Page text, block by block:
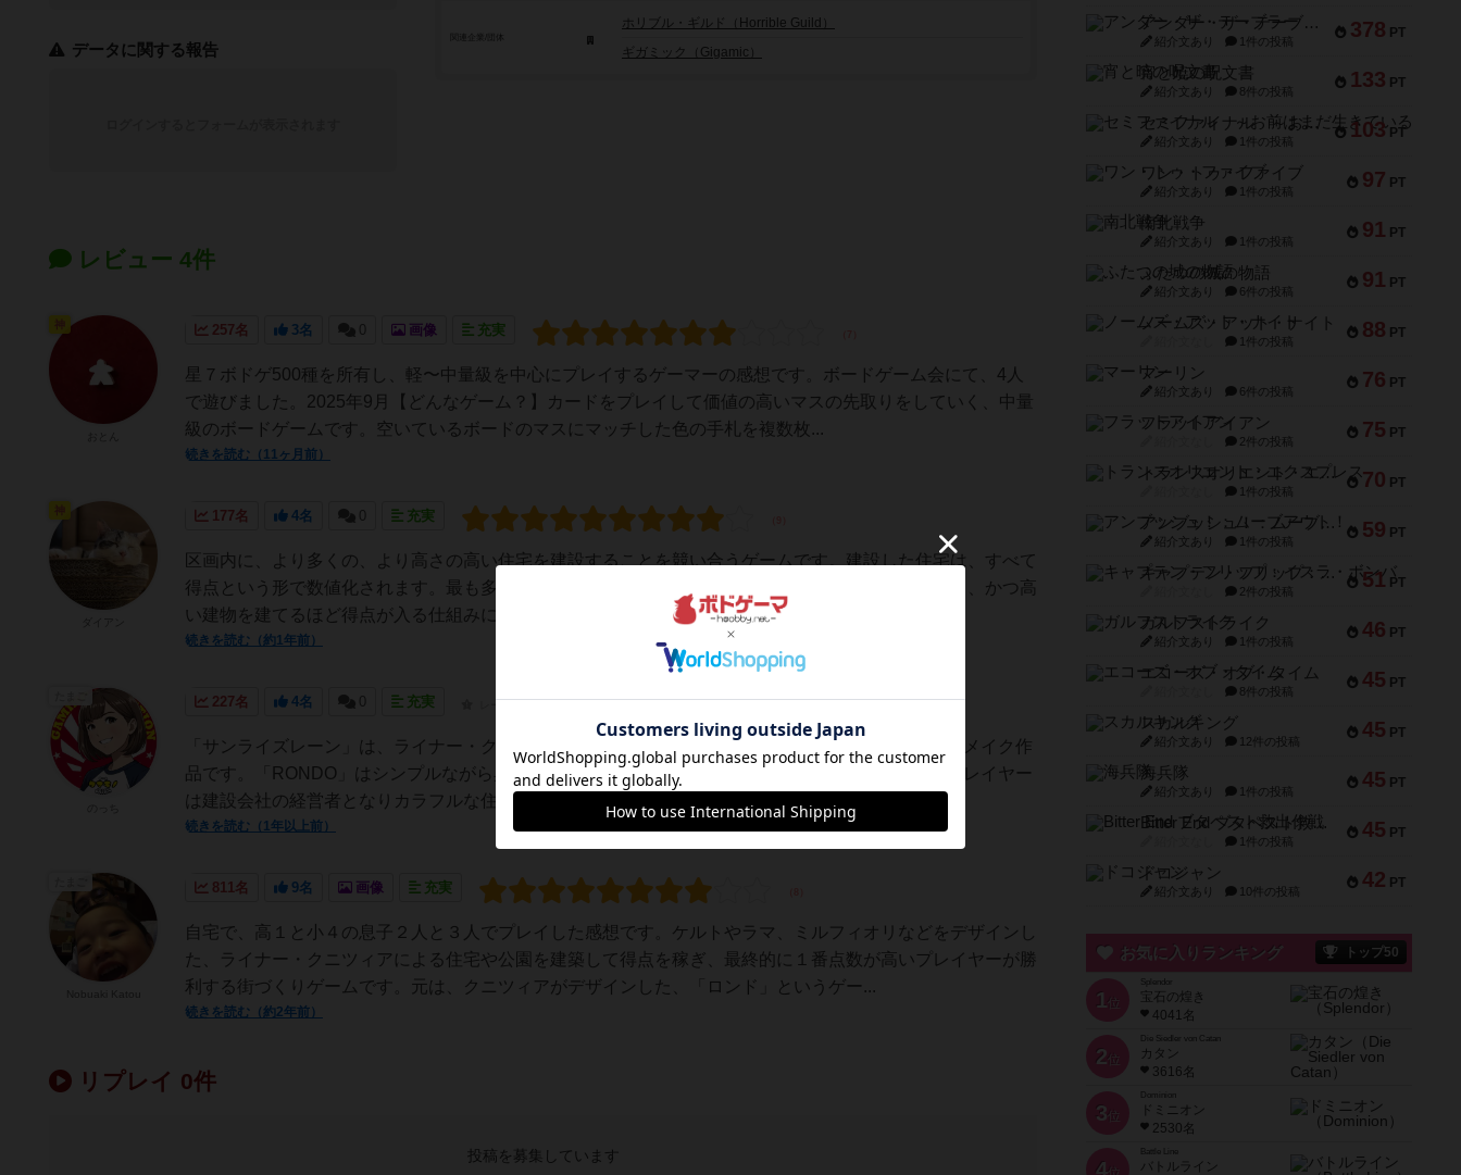
ホリブル・ギルド（Horrible Guild）
ギガミック（Gigamic）
データに関する報告
レビュー 4件
257名 3名 0 画像 充実
星７ボドゲ500種を所有し、軽〜中量級を中心にプレイするゲーマーの感想です。ボードゲーム会にて、4人
で遊びました。2025年9月【どんなゲーム？】カードをプレイして価値の高いマスの先取りをしていく、中量
級のボードゲームです。空いているボードのマスにマッチした色の手札を複数枚...
続きを読む（11ヶ月前）
177名 4名 0 充実
区画内に、より多くの、より高さの高い住宅を建設することを競い合うゲームです。建設した住宅は、すべて
得点という形で数値化されます。最も多く得点を稼いだ人の勝ちです。基本的には、他者より数多く、かつ高
い建物を建てるほど得点が入る仕組みになっています。ただし、建設する土地（ゲーム...
続きを読む（約1年前）
227名 4名 0 充実
「サンライズレーン」は、ライナー・クニツィア先生による名作タイル配置ゲーム『RONDO』のリメイク作
品です。「RONDO」はシンプルながら奥深いゲームプレイで人気は（おそらく）高いハズです☆プレイヤー
は建設会社の経営者となりカラフルな住宅地を開発していきます。手番になったら...
続きを読む（1年以上前）
811名 9名 画像 充実
自宅で、高１と小４の息子２人と３人でプレイした感想です。ケルトやラマ、ミルフィオリなどをデザインし
た、ライナー・クニツィアによる住宅や公園を建築して得点を稼ぎ、最終的に１番点数が高いプレイヤーが勝
利する街づくりゲームです。元は、クニツィアがデザインした、「ロンド」というゲー...
続きを読む（約2年前）
リプレイ 0件
投稿を募集しています
378 PT
アンダー・ザ・テーブラー
紹介文あり 1件の投稿
133 PT
宵と暁の呪文書
紹介文あり 8件の投稿
103 PT
セミファイナル ～お前はまだ生きている～
紹介文あり 1件の投稿
97 PT
ワン・トゥ・ファイブ
紹介文あり 1件の投稿
91 PT
南北戦争
紹介文あり 1件の投稿
91 PT
ふたつの城の物語
紹介文あり 6件の投稿
88 PT
ノームズ・アット・ナイト
1件の投稿
76 PT
マーリン
紹介文あり 6件の投稿
75 PT
フラットアイアン
2件の投稿
70 PT
トランスオリエント・エクスプレス
1件の投稿
59 PT
アンブッシュ！：ムーブアウト！
紹介文あり 1件の投稿
51 PT
キャプテン・フリップ：イスラ・ボンバ
2件の投稿
46 PT
ガルフストライク
紹介文あり 1件の投稿
45 PT
エコーズ・オブ・タイム
8件の投稿
45 PT
スカルキング
紹介文あり 12件の投稿
45 PT
海兵隊
紹介文あり 1件の投稿
45 PT
Bitter End ブタペスト救出作戦
1件の投稿
42 PT
ドコジャン
紹介文あり 10件の投稿
お気に入りランキング トップ50
1 位
宝石の煌き
4041名
2 位
Die Siedler von Catan
カタン
3616名
3 位
ドミニオン
2530名
4
Battle Line
バトルライン